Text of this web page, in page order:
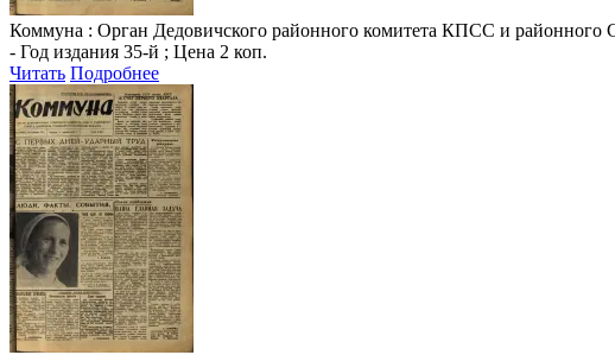
Коммуна : Орган Дедовичского районного комитета КПСС и районного
- Год издания 35-й ; Цена 2 коп.
Читать Подробнее